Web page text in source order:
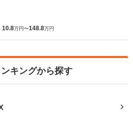
10.8万円〜148.8万円
キングから探す